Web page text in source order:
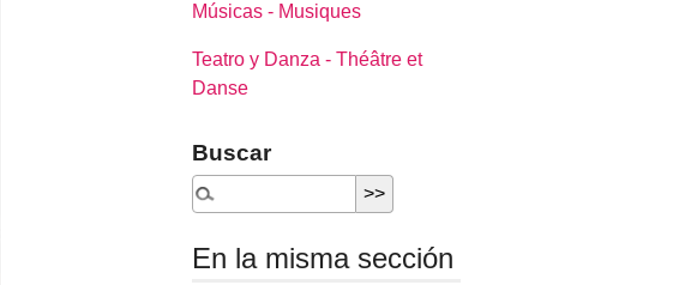
Músicas - Musiques
Teatro y Danza - Théâtre et
Danse
Buscar
En la misma sección